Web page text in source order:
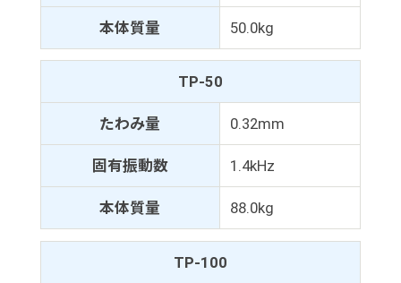
本体質量 50.0kg
TP-50
たわみ量 0.32mm
固有振動数 1.4kHz
本体質量 88.0kg
TP-100